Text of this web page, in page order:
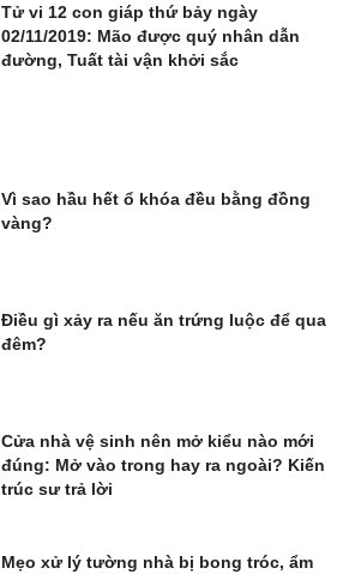
Tử vi 12 con giáp thứ bảy ngày
02/11/2019: Mão được quý nhân dẫn
đường, Tuất tài vận khởi sắc
Vì sao hầu hết ổ khóa đều bằng đồng
vàng?
Điều gì xảy ra nếu ăn trứng luộc để qua
đêm?
Cửa nhà vệ sinh nên mở kiểu nào mới
đúng: Mở vào trong hay ra ngoài? Kiến
trúc sư trả lời
Mẹo xử lý tường nhà bị bong tróc, ẩm